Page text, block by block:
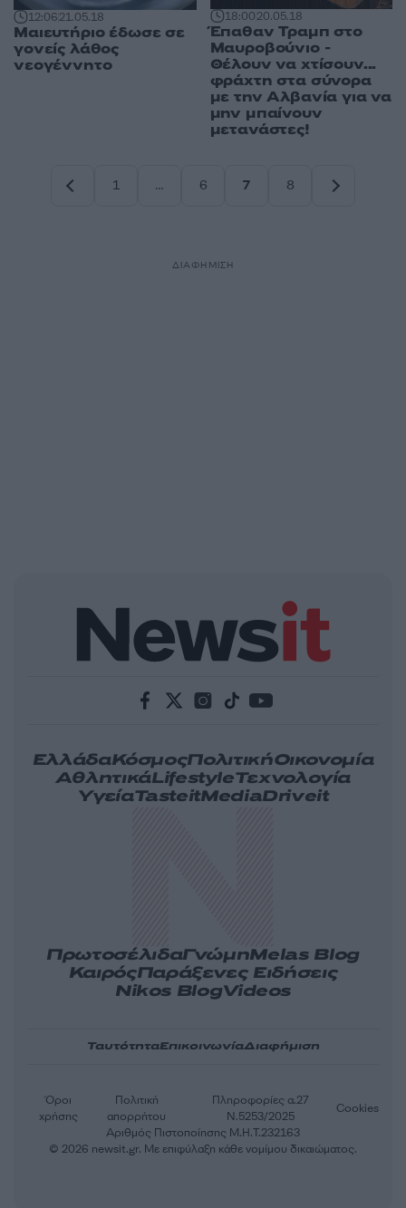
12:0621.05.18
Μαιευτήριο έδωσε σε
γονείς λάθος
νεογέννητο
18:0020.05.18
Έπαθαν Τραμπ στο
Μαυροβούνιο -
Θέλουν να χτίσουν...
φράχτη στα σύνορα
με την Αλβανία για να
μην μπαίνουν
μετανάστες!
1
…
6
7
8
ΔΙΑΦΗΜΙΣΗ
ΕλλάδαΚόσμοςΠολιτικήΟικονομία
ΑθλητικάLifestyleΤεχνολογία
ΥγείαTasteitMediaDriveit
ΠρωτοσέλιδαΓνώμηMelas Blog
ΚαιρόςΠαράξενες Ειδήσεις
Nikos BlogVideos
ΤαυτότηταΕπικοινωνίαΔιαφήμιση
Αριθμός Πιστοποίησης Μ.Η.Τ.232163
Όροι
χρήσης
Πολιτική
απορρήτου
Πληροφορίες α.27
Ν.5253/2025
Cookies
© 2026 newsit.gr. Με επιφύλαξη κάθε νομίμου δικαιώματος.